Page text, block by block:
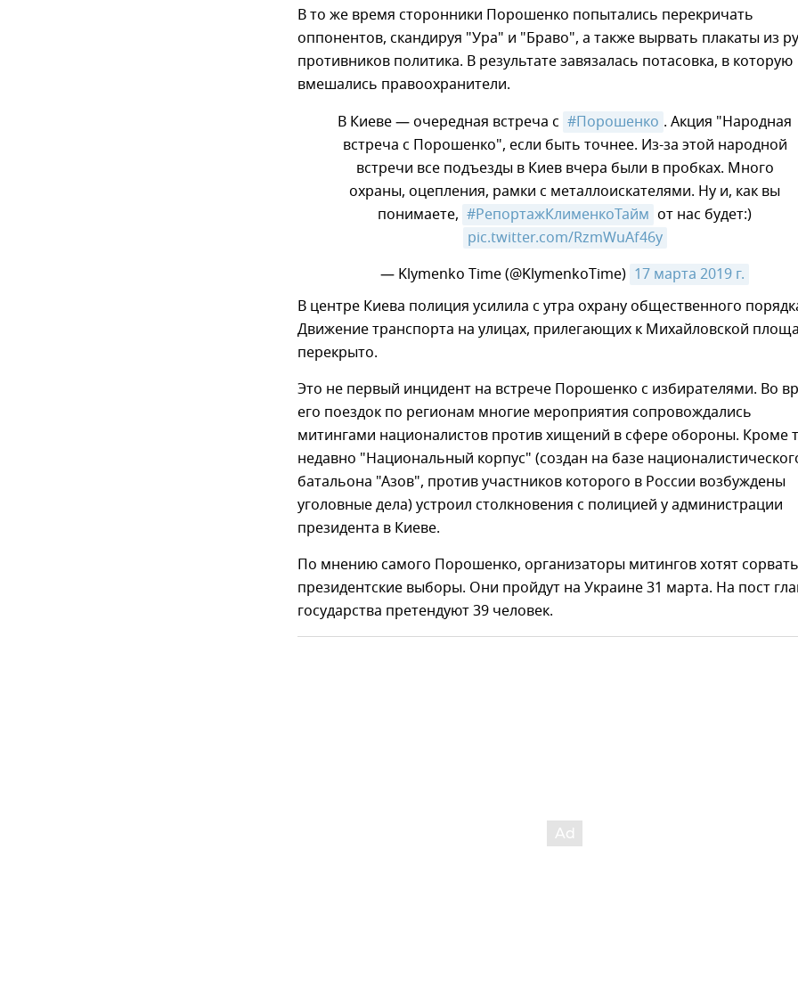
В то же время сторонники Порошенко попытались перекричать
оппонентов, скандируя "Ура" и "Браво", а также вырвать плакаты из
противников политика. В результате завязалась потасовка, в которую
вмешались правоохранители.
В Киеве — очередная встреча с #Порошенко . Акция "Народная
встреча с Порошенко", если быть точнее. Из-за этой народной
встречи все подъезды в Киев вчера были в пробках. Много
охраны, оцепления, рамки с металлоискателями. Ну и, как вы
понимаете, #РепортажКлименкоТайм от нас будет:)
pic.twitter.com/RzmWuAf46y
— Klymenko Time (@KlymenkoTime) 17 марта 2019 г.
​В центре Киева полиция усилила с утра охрану общественного
Движение транспорта на улицах, прилегающих к Михайловской
перекрыто.
Это не первый инцидент на встрече Порошенко с избирателями. Во
его поездок по регионам многие мероприятия сопровождались
митингами националистов против хищений в сфере обороны. Кроме
недавно "Национальный корпус" (создан на базе
батальона "Азов", против участников которого в России возбуждены
уголовные дела) устроил столкновения с полицией у администрации
президента в Киеве.
По мнению самого Порошенко, организаторы митингов хотят сорвать
президентские выборы. Они пройдут на Украине 31 марта. На пост
государства претендуют 39 человек.